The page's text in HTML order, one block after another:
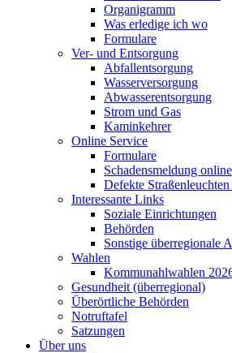
Organigramm
Was erledige ich wo
Formulare
Ver- und Entsorgung
Abfallentsorgung
Wasserversorgung
Abwasserentsorgung
Strom und Gas
Kaminkehrer
Online Service
Formulare
Schadensmeldung online
Defekte Straßenleuchten
Interessante Links
Soziale Einrichtungen
Behörden
Sonstige überregionale
Wahlen
Kommunahlwahlen
Gesundheit (überregional)
Überörtliche Behörden
Notruftafel
Satzungen
Über uns